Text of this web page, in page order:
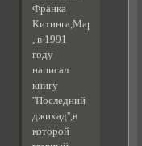
Франка
Китинга,Мартин
, в 1991
году
написал
книгу
''Последний
джихад'',в
которой